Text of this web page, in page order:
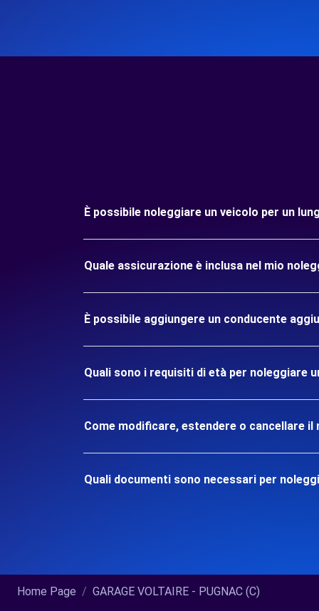
È possibile noleggiare un veicolo per un
Quale assicurazione è inclusa nel mio
È possibile aggiungere un conducente
Quali sono i requisiti di età per noleggiare
Come modificare, estendere o cancellare il
Quali documenti sono necessari per
Home Page GARAGE VOLTAIRE - PUGNAC (C)